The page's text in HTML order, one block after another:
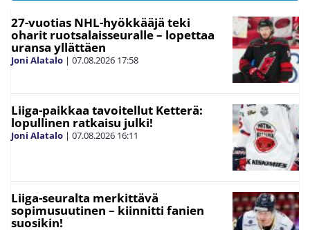
27-vuotias NHL-hyökkääjä teki
oharit ruotsalaisseuralle – lopettaa
uransa yllättäen
Joni Alatalo | 07.08.2026 17:58
Liiga-paikkaa tavoitellut Ketterä:
lopullinen ratkaisu julki!
Joni Alatalo | 07.08.2026 16:11
Liiga-seuralta merkittävä
sopimusuutinen – kiinnitti fanien
suosikin!